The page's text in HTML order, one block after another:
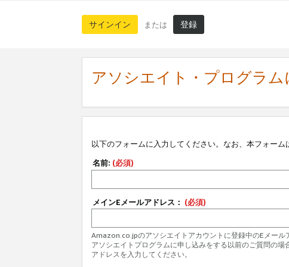
サインイン または 登録
アソシエイト・プログラム
以下のフォームに入力してください。なお、本フォー
名前: (必須)
メインEメールアドレス： (必須)
Amazon.co.jpのアソシエイトアカウントに登録中のEメール
アソシエイトプログラムに申し込みをする以前のご質問の場
アドレスを入力してください。